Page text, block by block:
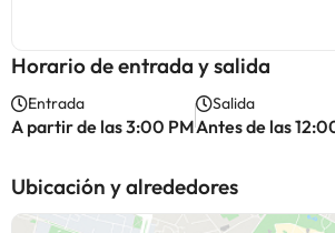
Horario de entrada y salida
Entrada
A partir de las 3:00 PM
Salida
Antes de las
Ubicación y alrededores